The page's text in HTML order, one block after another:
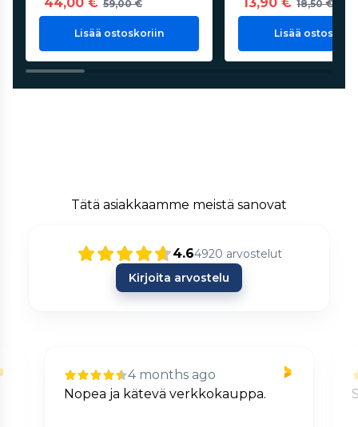
59,00 €
Lisää ostoskoriin
18,50 €
Lisää
Tätä asiakkaamme meistä sanovat
4.64920 arvostelut
Kirjoita arvostelu
4 months ago
Nopea ja kätevä verkkokauppa.